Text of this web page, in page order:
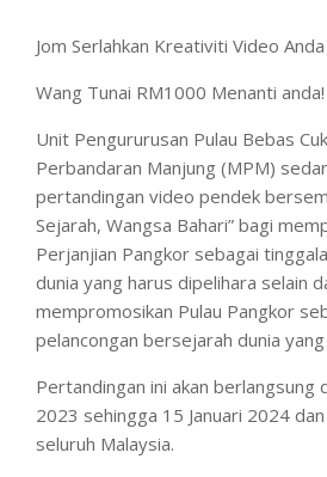
Jom Serlahkan Kreativiti Video Anda
Wang Tunai RM1000 Menanti anda!
Unit Pengururusan Pulau Bebas
Perbandaran Manjung (MPM)
pertandingan video pendek
Sejarah, Wangsa Bahari” bagi
Perjanjian Pangkor sebagai
dunia yang harus dipelihara selain
mempromosikan Pulau Pangkor
pelancongan bersejarah dunia
Pertandingan ini akan berlangsung
2023 sehingga 15 Januari 2024
seluruh Malaysia.